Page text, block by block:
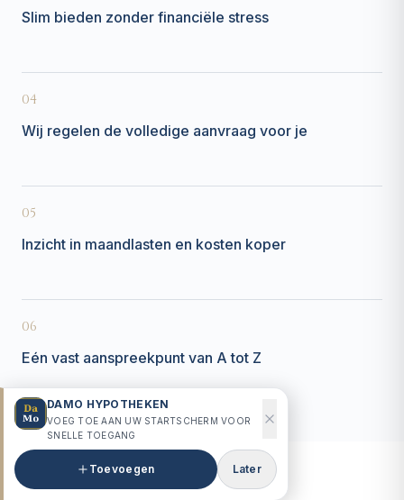
DAMO HYPOTHEKEN
VOEG TOE AAN UW STARTSCHERM VOOR
SNELLE TOEGANG
Toevoegen Later
Slim bieden zonder financiële stress
04
Wij regelen de volledige aanvraag voor je
05
Inzicht in maandlasten en kosten koper
06
Eén vast aanspreekpunt van A tot Z